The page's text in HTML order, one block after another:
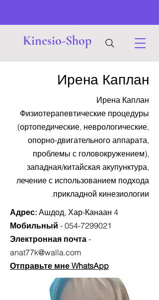
Kinesio-Shop
Ирена Каплан
Ирена Каплан
Физиотерапевтические процедуры
(ортопедические, неврологические,
опорно-двигательного аппарата,
проблемы с головокружением),
западная/китайская акупунктура,
лечение с использованием подхода
прикладной кинезиологии.
Адрес: Ашдод, Хар-Канаан 4
Мобильный - 054-7299021
Электронная почта -
anat77k@walla.com
Отправьте мне WhatsApp